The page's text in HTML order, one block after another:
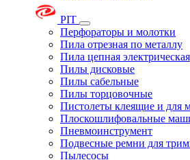
PIT
Перфораторы и молотки
Пила отрезная по металлу
Пила цепная электрическая
Пилы дисковые
Пилы сабельные
Пилы торцовочные
Пистолеты клеящие и для
Плоскошлифовальные
Пневмоинструмент
Подвесные ремни для
Пылесосы